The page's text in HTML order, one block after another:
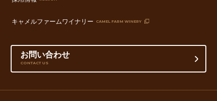
キャメルファームワイナリー CAMEL FARM WINERY
お問い合わせ
CONTACT US